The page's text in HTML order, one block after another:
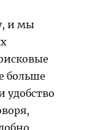
и мы
больше